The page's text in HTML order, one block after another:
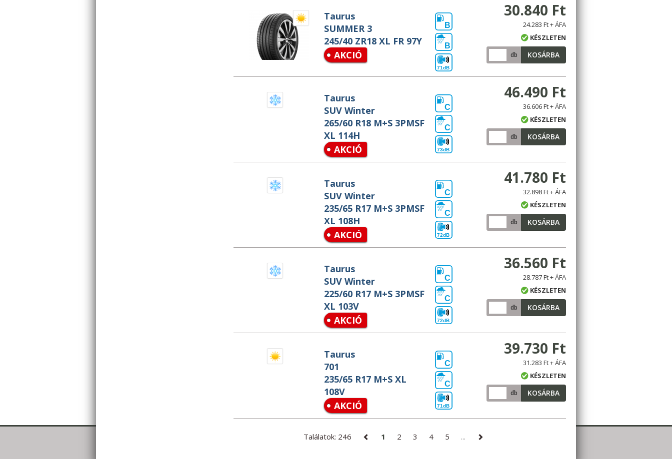
Taurus
SUMMER 3
245/40 ZR18 XL FR 97Y
AKCIÓ
B
B
71dB
30.840 Ft
24.283 Ft + ÁFA
KÉSZLETEN
db KOSÁRBA
Taurus
SUV Winter
265/60 R18 M+S 3PMSF
XL 114H
AKCIÓ
C
C
73dB
46.490 Ft
36.606 Ft + ÁFA
KÉSZLETEN
db KOSÁRBA
Taurus
SUV Winter
235/65 R17 M+S 3PMSF
XL 108H
AKCIÓ
C
C
72dB
41.780 Ft
32.898 Ft + ÁFA
KÉSZLETEN
db KOSÁRBA
Taurus
SUV Winter
225/60 R17 M+S 3PMSF
XL 103V
AKCIÓ
C
C
72dB
36.560 Ft
28.787 Ft + ÁFA
KÉSZLETEN
db KOSÁRBA
Taurus
701
235/65 R17 M+S XL
108V
AKCIÓ
C
C
71dB
39.730 Ft
31.283 Ft + ÁFA
KÉSZLETEN
db KOSÁRBA
Találatok: 246 1 2 3 4 5 ...